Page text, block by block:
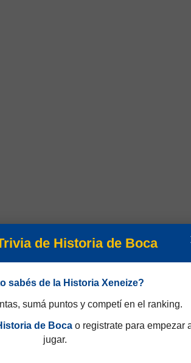
de Historia de Boca
sabés de la Historia Xeneize?
sumá puntos y competí en el ranking.
de Bocao registrate para empezar
jugar.